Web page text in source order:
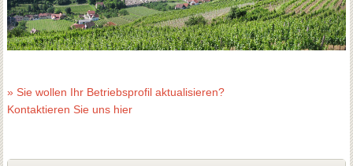
» Sie wollen Ihr Betriebsprofil aktualisieren?
Kontaktieren Sie uns hier